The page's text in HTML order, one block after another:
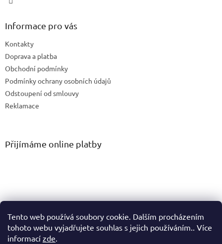
Tento web používá soubory cookie. Dalším procházením
tohoto webu vyjadřujete souhlas s jejich používáním.. Více
informací zde.
Informace pro vás
Kontakty
Doprava a platba
Obchodní podmínky
Podmínky ochrany osobních údajů
Odstoupení od smlouvy
Reklamace
Přijímáme online platby